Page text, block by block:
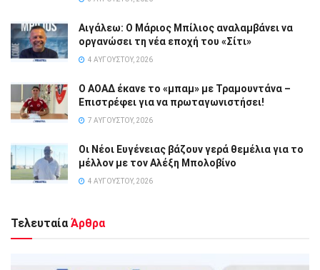
Αιγάλεω: Ο Μάριος Μπίλιος αναλαμβάνει να
οργανώσει τη νέα εποχή του «Σίτι»
4 ΑΥΓΟΎΣΤΟΥ, 2026
Ο ΑΟΑΔ έκανε το «μπαμ» με Τραμουντάνα –
Επιστρέφει για να πρωταγωνιστήσει!
7 ΑΥΓΟΎΣΤΟΥ, 2026
Οι Νέοι Ευγένειας βάζουν γερά θεμέλια για το
μέλλον με τον Αλέξη Μπολοβίνο
4 ΑΥΓΟΎΣΤΟΥ, 2026
Τελευταία Άρθρα